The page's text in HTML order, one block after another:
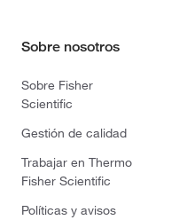
Sobre nosotros
Sobre Fisher
Scientific
Gestión de calidad
Trabajar en Thermo
Fisher Scientific
Políticas y avisos